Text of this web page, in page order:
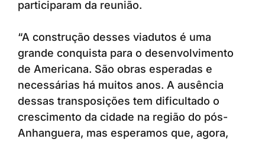
participaram da reunião.
“A construção desses viadutos é uma
grande conquista para o desenvolvimento
de Americana. São obras esperadas e
necessárias há muitos anos. A ausência
dessas transposições tem dificultado o
crescimento da cidade na região do pós-
Anhanguera, mas esperamos que, agora,